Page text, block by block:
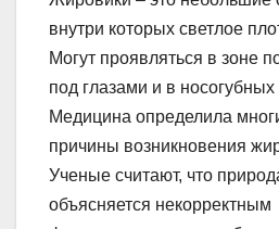
внутри которых светлое
Могут проявляться в зоне
под глазами и в носогубных
Медицина определила
причины возникновения
Ученые считают, что
объясняется некорректным